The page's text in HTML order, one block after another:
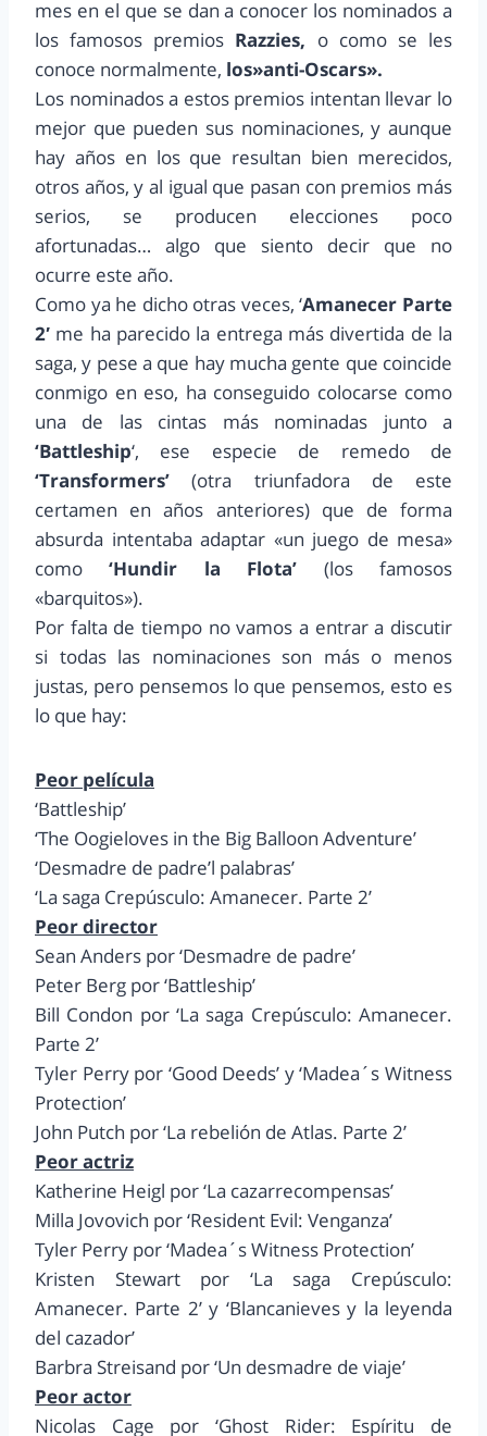
mes en el que se dan a conocer los nominados a
los famosos premios Razzies, o como se les
conoce normalmente, los»anti-Oscars».
Los nominados a estos premios intentan llevar lo
mejor que pueden sus nominaciones, y aunque
hay años en los que resultan bien merecidos,
otros años, y al igual que pasan con premios más
serios, se producen elecciones poco
afortunadas… algo que siento decir que no
ocurre este año.
Como ya he dicho otras veces, ‘Amanecer Parte
2′ me ha parecido la entrega más divertida de la
saga, y pese a que hay mucha gente que coincide
conmigo en eso, ha conseguido colocarse como
una de las cintas más nominadas junto a
‘Battleship‘, ese especie de remedo de
‘Transformers’ (otra triunfadora de este
certamen en años anteriores) que de forma
absurda intentaba adaptar «un juego de mesa»
como ‘Hundir la Flota’ (los famosos
«barquitos»).
Por falta de tiempo no vamos a entrar a discutir
si todas las nominaciones son más o menos
justas, pero pensemos lo que pensemos, esto es
lo que hay:
Peor película
‘Battleship’
‘The Oogieloves in the Big Balloon Adventure’
‘Desmadre de padre’l palabras’
‘La saga Crepúsculo: Amanecer. Parte 2’
Peor director
Sean Anders por ‘Desmadre de padre’
Peter Berg por ‘Battleship’
Bill Condon por ‘La saga Crepúsculo: Amanecer.
Parte 2’
Tyler Perry por ‘Good Deeds’ y ‘Madea´s Witness
Protection’
John Putch por ‘La rebelión de Atlas. Parte 2’
Peor actriz
Katherine Heigl por ‘La cazarrecompensas’
Milla Jovovich por ‘Resident Evil: Venganza’
Tyler Perry por ‘Madea´s Witness Protection’
Kristen Stewart por ‘La saga Crepúsculo:
Amanecer. Parte 2’ y ‘Blancanieves y la leyenda
del cazador’
Barbra Streisand por ‘Un desmadre de viaje’
Peor actor
Nicolas Cage por ‘Ghost Rider: Espíritu de